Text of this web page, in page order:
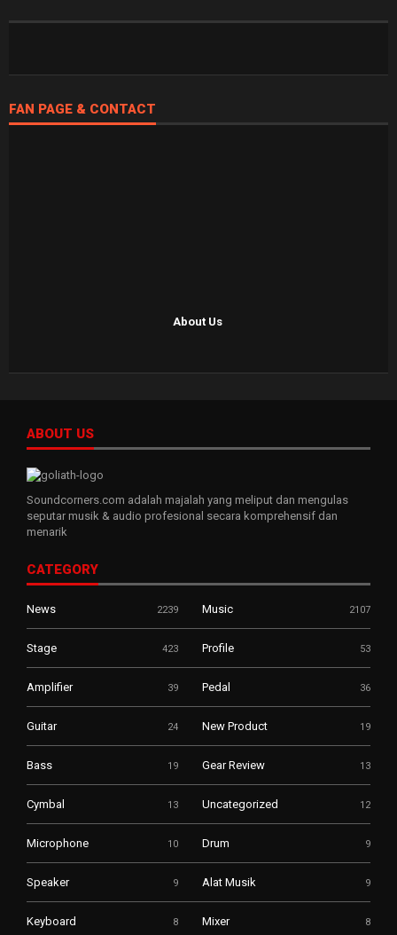
FAN PAGE & CONTACT
About Us
ABOUT US
Soundcorners.com adalah majalah yang meliput dan mengulas
seputar musik & audio profesional secara komprehensif dan
menarik
CATEGORY
News 2239 Music 2107
Stage 423 Profile 53
Amplifier 39 Pedal 36
Guitar 24 New Product 19
Bass 19 Gear Review 13
Cymbal 13 Uncategorized 12
Microphone 10 Drum 9
Speaker 9 Alat Musik 9
Keyboard 8 Mixer 8